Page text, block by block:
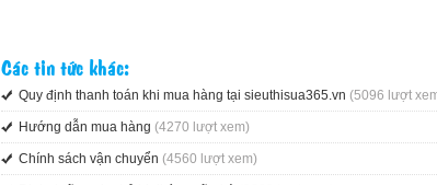
Các tin tức khác:
Quy định thanh toán khi mua hàng tại sieuthisua365.vn (5096 lượt
Hướng dẫn mua hàng (4270 lượt xem)
Chính sách vận chuyển (4560 lượt xem)